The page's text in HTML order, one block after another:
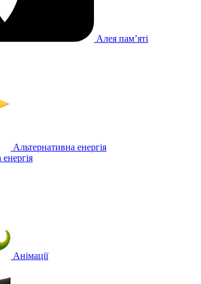
Алея памʼяті
Альтернативна енергія
Анімації